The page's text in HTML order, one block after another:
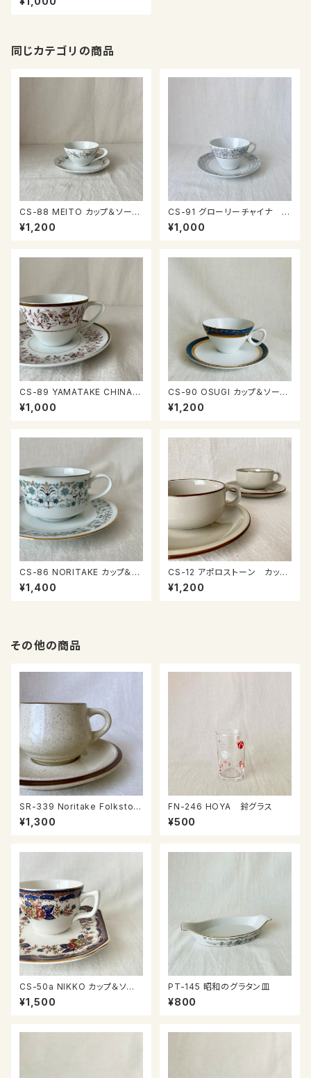
同じカテゴリの商品
CS-88 MEITO カップ＆ソーサ
ー
¥1,200
CS-91 グローリーチャイナ カ
ップ＆ソーサー
¥1,000
CS-89 YAMATAKE CHINA
カップ＆ソーサー
¥1,000
CS-90 OSUGI カップ＆ソーサ
ー
¥1,200
CS-86 NORITAKE カップ＆ソ
ーサー
¥1,400
CS-12 アポロストーン カップ
＆ソーサー
¥1,200
その他の商品
SR-339 Noritake Folkston
e カップ＆ソーサー
¥1,300
FN-246 HOYA 鈴グラス
¥500
CS-50a NIKKO カップ＆ソー
サー
¥1,500
PT-145 昭和のグラタン皿
¥800